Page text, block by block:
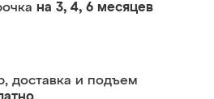
на 3, 4, 6 месяцев
доставка и подъем